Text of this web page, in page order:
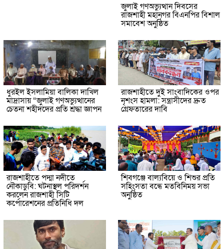
জুলাই গণঅভ্যুত্থান দিবসের
রাজশাহী মহানগর বিএনপির বিশাল
সমাবেশ অনুষ্ঠিত
ধুরইল ইসলামিয়া বালিকা দাখিল
মাদ্রাসায় “জুলাই গণঅভ্যুত্থানের
চেতনা শহীদদের প্রতি শ্রদ্ধা জ্ঞাপন
রাজশাহীতে দুই সাংবাদিকের ওপর
নৃশংস হামলা: সন্ত্রাসীদের দ্রুত
গ্রেফতারের দাবি
রাজশাহীতে পদ্মা নদীতে
নৌকাডুবি: ঘটনাস্থল পরিদর্শন
করলেন রাজশাহী সিটি
কর্পোরেশনের প্রতিনিধি দল
শিবগঞ্জে বাল্যবিয়ে ও শিশুর প্রতি
সহিংসতা বন্ধে মতবিনিময় সভা
অনুষ্ঠিত